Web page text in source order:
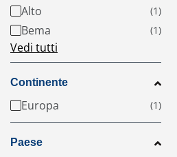
Alto
Bema
Vedi tutti
Continente
Europa
Paese